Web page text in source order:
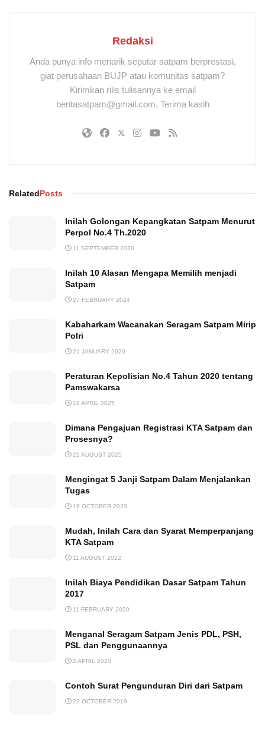
Redaksi
Anda punya info menarik seputar satpam berprestasi,
giat perusahaan BUJP atau komunitas satpam?
Kirimkan rilis tulisannya ke email
beritasatpam@gmail.com. Terima kasih
RelatedPosts
Inilah Golongan Kepangkatan Satpam Menurut
Perpol No.4 Th.2020
11 SEPTEMBER 2020
Inilah 10 Alasan Mengapa Memilih menjadi
Satpam
27 FEBRUARY 2024
Kabaharkam Wacanakan Seragam Satpam Mirip
Polri
21 JANUARY 2020
Peraturan Kepolisian No.4 Tahun 2020 tentang
Pamswakarsa
18 APRIL 2025
Dimana Pengajuan Registrasi KTA Satpam dan
Prosesnya?
21 AUGUST 2025
Mengingat 5 Janji Satpam Dalam Menjalankan
Tugas
19 OCTOBER 2020
Mudah, Inilah Cara dan Syarat Memperpanjang
KTA Satpam
11 AUGUST 2022
Inilah Biaya Pendidikan Dasar Satpam Tahun
2017
11 FEBRUARY 2020
Menganal Seragam Satpam Jenis PDL, PSH,
PSL dan Penggunaannya
2 APRIL 2020
Contoh Surat Pengunduran Diri dari Satpam
23 OCTOBER 2019